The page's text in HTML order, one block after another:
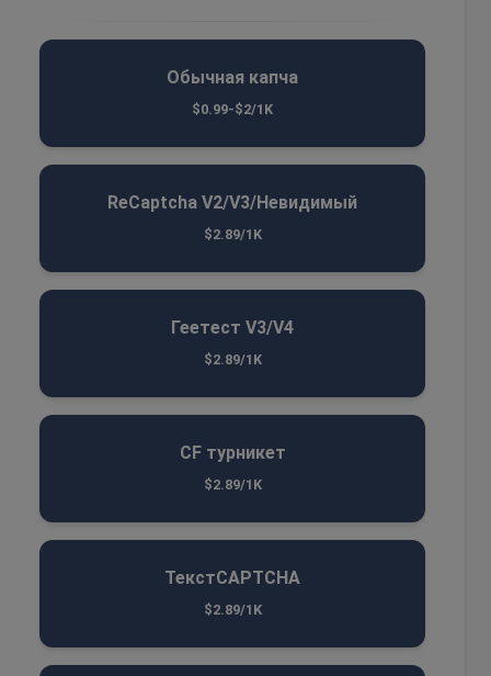
Обычная капча
$0.99-$2/1K
ReCaptcha V2/V3/Невидимый
$2.89/1K
Геетест V3/V4
$2.89/1K
CF турникет
$2.89/1K
ТекстCAPTCHA
$2.89/1K